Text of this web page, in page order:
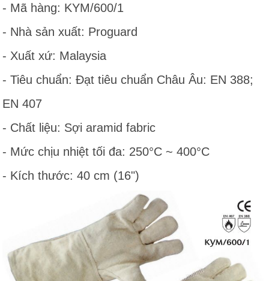
- Mã hàng: KYM/600/1
- Nhà sản xuất: Proguard
- Xuất xứ: Malaysia
- Tiêu chuẩn: Đạt tiêu chuẩn Châu Âu: EN 388;
EN 407
- Chất liệu: Sợi aramid fabric
- Mức chịu nhiệt tối đa: 250°C ~ 400°C
- Kích thước: 40 cm (16")